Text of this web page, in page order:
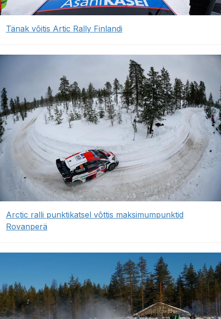
Tänak võitis Artic Rally Finlandi
Arctic ralli punktikatsel võttis maksimumpunktid
Rovanperä